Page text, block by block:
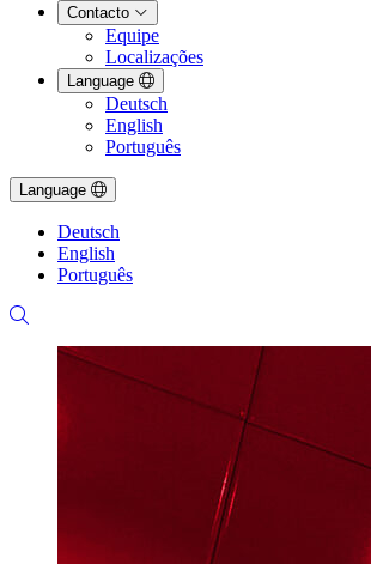
Contacto
Equipe
Localizações
Language
Deutsch
English
Português
Language
Deutsch
English
Português